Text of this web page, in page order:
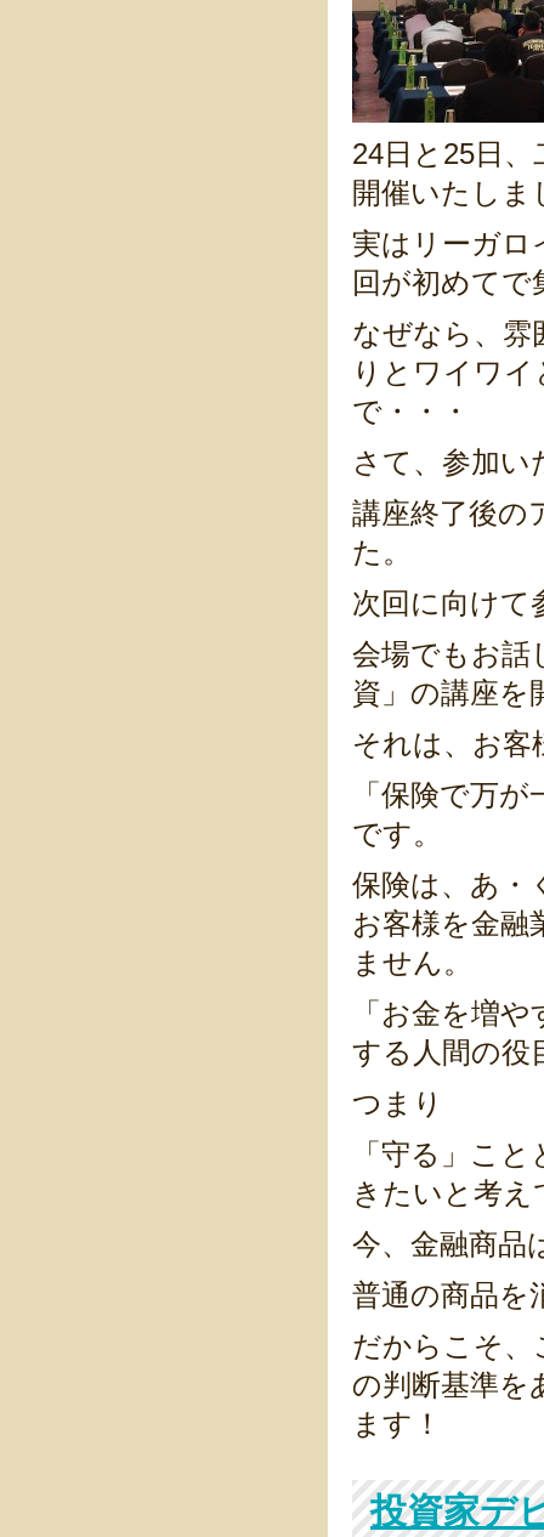
24日と25日
開催いたしま
実はリーガロ
回が初めて
なぜなら、
りとワイワ
で・・・
さて、参加
講座終了後の
た。
次回に向けて
会場でもお話
資」の講座を
それは、お客
「保険で万
です。
保険は、あ・
お客様を金融
ません。
「お金を増
する人間の役
つまり
「守る」こ
きたいと考え
今、金融商品
普通の商品を
だからこそ、
の判断基準を
ます！
投資家デ